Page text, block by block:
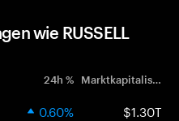
wie RUSSELL
24h % Marktkapitalisierung
0.60% $1.30T